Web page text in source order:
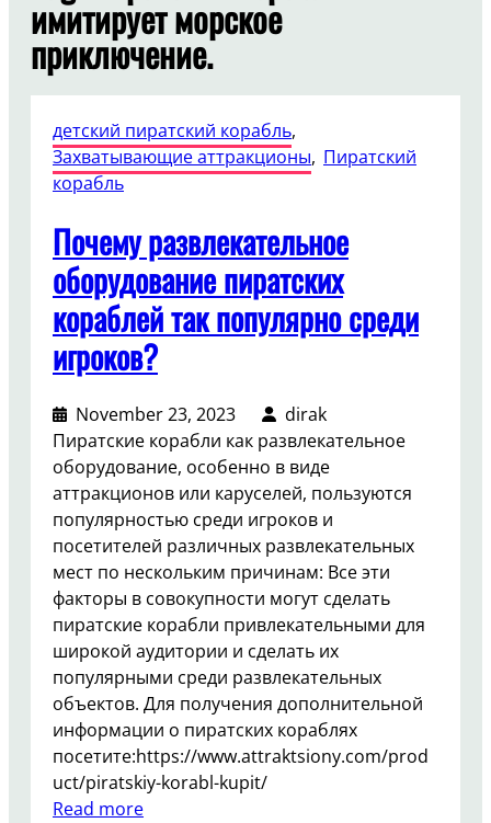
имитирует морское
приключение.
детский пиратский корабль,
Захватывающие аттракционы, Пиратский
корабль
Почему развлекательное
оборудование пиратских
кораблей так популярно среди
игроков?
November 23, 2023
dirak
Пиратские корабли как развлекательное
оборудование, особенно в виде
аттракционов или каруселей, пользуются
популярностью среди игроков и
посетителей различных развлекательных
мест по нескольким причинам: Все эти
факторы в совокупности могут сделать
пиратские корабли привлекательными для
широкой аудитории и сделать их
популярными среди развлекательных
объектов. Для получения дополнительной
информации о пиратских кораблях
посетите:https://www.attraktsiony.com/prod
uct/piratskiy-korabl-kupit/
Read more: